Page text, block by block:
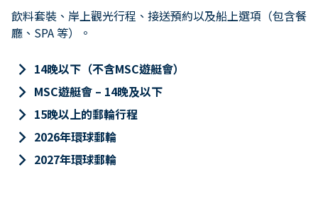
飲料套裝、岸上觀光行程、接送預約以及船上選項（包含餐
廳、SPA 等）。
keyboard_arrow_right 14晚以下（不含MSC遊艇會）
keyboard_arrow_right MSC遊艇會 – 14晚及以下
keyboard_arrow_right 15晚以上的郵輪行程
keyboard_arrow_right 2026年環球郵輪
keyboard_arrow_right 2027年環球郵輪